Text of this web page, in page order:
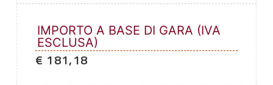
IMPORTO A BASE DI GARA (IVA
ESCLUSA)
€ 181,18